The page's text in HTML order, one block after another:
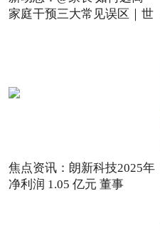
家庭干预三大常见误区｜世
焦点资讯：朗新科技2025年
净利润 1.05 亿元 董事